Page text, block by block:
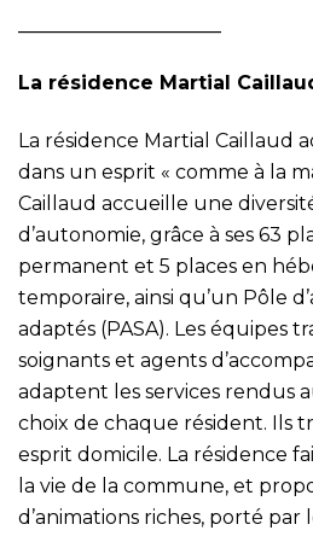
La résidence Martial
La résidence Martial Caillaud
dans un esprit « comme à la
Caillaud accueille une
d’autonomie, grâce à ses 63
permanent et 5 places en
temporaire, ainsi qu’un Pôle
adaptés (PASA). Les équipes
soignants et agents
adaptent les services rendus
choix de chaque résident. Ils
esprit domicile. La résidence
la vie de la commune, et
d’animations riches, porté par